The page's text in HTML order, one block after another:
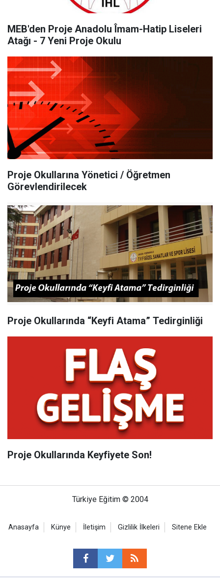
MEB'den Proje Anadolu Îmam-Hatip Liseleri
Atağı - 7 Yeni Proje Okulu
Proje Okullarına Yönetici / Öğretmen
Görevlendirilecek
Proje Okullarında “Keyfi Atama” Tedirginliği
Proje Okullarında Keyfiyete Son!
Türkiye Eğitim © 2004
Anasayfa Künye İletişim Gizlilik İlkeleri Sitene Ekle